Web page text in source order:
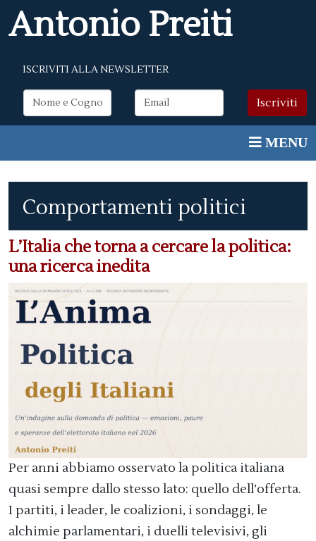
Antonio Preiti
ISCRIVITI ALLA NEWSLETTER
Comportamenti politici
L’Italia che torna a cercare la politica:
una ricerca inedita
Per anni abbiamo osservato la politica italiana
quasi sempre dallo stesso lato: quello dell’offerta.
I partiti, i leader, le coalizioni, i sondaggi, le
alchimie parlamentari, i duelli televisivi, gli